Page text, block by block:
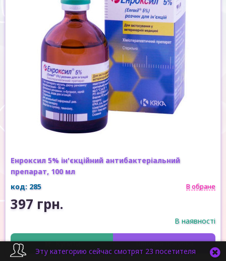
Енроксил 5% ін'єкційний антибактеріальний
препарат, 100 мл
код: 285
В обране
397 грн.
В наявності
Купити Швидка покупка
Эту категорию сейчас смотрят 23 посетителя